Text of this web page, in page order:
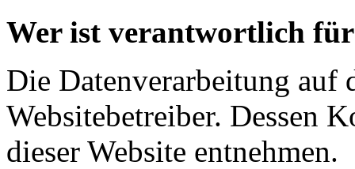
Wer ist verantwortlich für
Die Datenverarbeitung auf
Websitebetreiber. Dessen
dieser Website entnehmen.